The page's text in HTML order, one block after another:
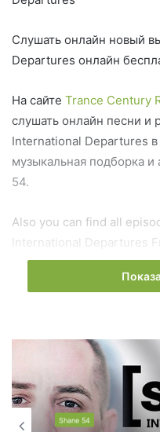
Слушать онлайн новый
Departures онлайн
На сайте Trance Century
слушать онлайн песни и
International Departures
музыкальная подборка
54.
Also you can find all
International Departures
Слушай и добавляй
Shane 54